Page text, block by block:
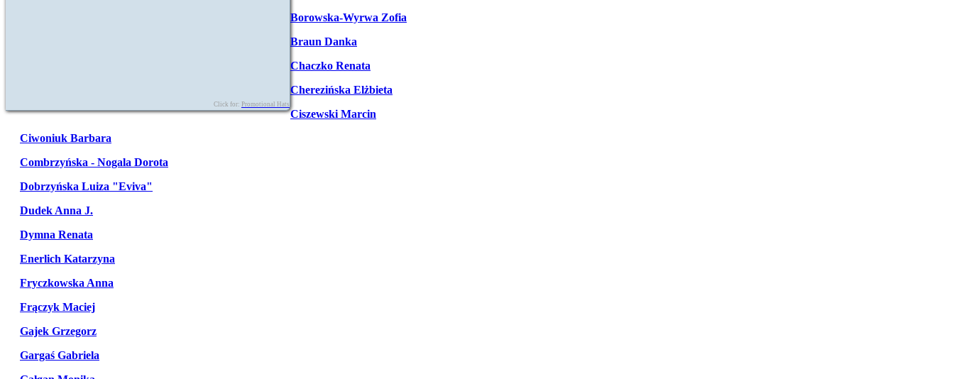
Click for: Promotional Hats
Borowska-Wyrwa Zofia
Braun Danka
Chaczko Renata
Cherezińska Elżbieta
Ciszewski Marcin
Ciwoniuk Barbara
Combrzyńska - Nogala Dorota
Dobrzyńska Luiza "Eviva"
Dudek Anna J.
Dymna Renata
Enerlich Katarzyna
Fryczkowska Anna
Frączyk Maciej
Gajek Grzegorz
Gargaś Gabriela